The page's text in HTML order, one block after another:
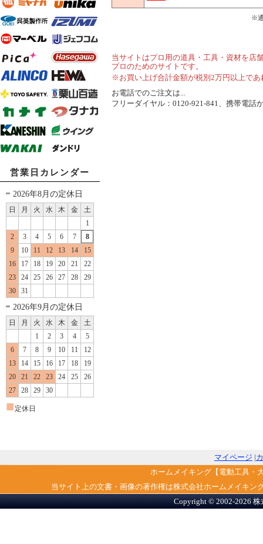
営業日カレンダー
2026年8月の定休日
日 月 火 水 木 金
土
1
2
3 4 5 6 7
8
9
10 11 12 13 14
15
16
17 18 19 20 21
22
23
24 25 26 27 28
29
30
31
2026年9月の定休日
日 月 火 水 木 金
土
1
2 3 4
5
6
7 8 9 10 11
12
13
14 15 16 17 18
19
20
21 22 23 24 25
26
27
28 29 30
■ 定休日
※
当サイトはプロ用の道具・工具・資材を店
プロのためのサイトです。
※お買い上げ合計金額が税別2万円以上で
お電話でのご注文は...
フリーダイヤル：0120-921-841、携帯電
マイページ |
ホームメイキング【電動工具・
当サイト上の文書・画像の著作権は株式会社ホームメイキ
Copyright © 2002-2026